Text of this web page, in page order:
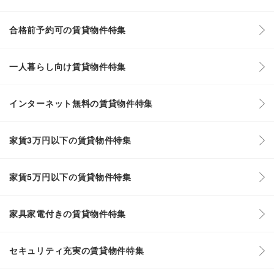
合格前予約可の賃貸物件特集
一人暮らし向け賃貸物件特集
インターネット無料の賃貸物件特集
家賃3万円以下の賃貸物件特集
家賃5万円以下の賃貸物件特集
家具家電付きの賃貸物件特集
セキュリティ充実の賃貸物件特集